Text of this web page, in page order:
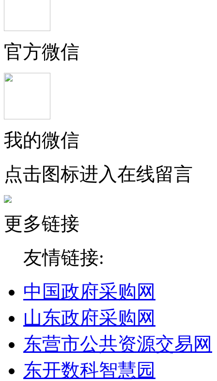
官方微信
我的微信
点击图标进入在线留言
更多链接
友情链接:
中国政府采购网
山东政府采购网
东营市公共资源交易网
东开数科智慧园